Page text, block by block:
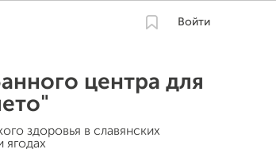
Войти
центра для
здоровья в славянских
ягодах